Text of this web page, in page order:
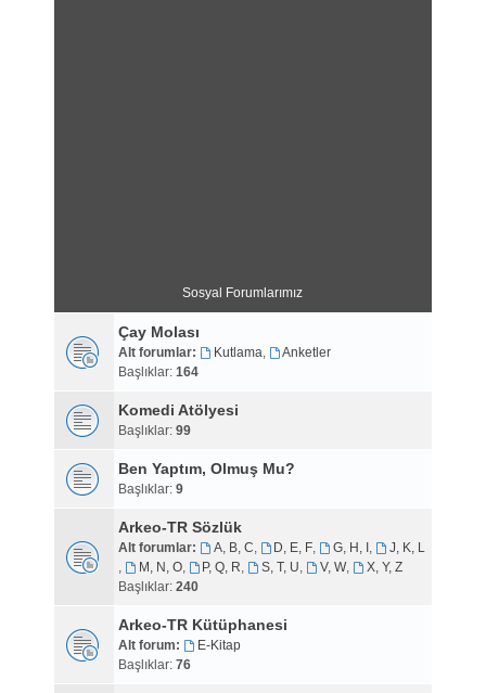
Sosyal Forumlarımız
Çay Molası
Alt forumlar: Kutlama,
Anketler
Başlıklar: 164
Komedi Atölyesi
Başlıklar: 99
Ben Yaptım, Olmuş Mu?
Başlıklar: 9
Arkeo-TR Sözlük
Alt forumlar: A, B, C, D, E, F, G, H, I ,
J, K, L
,
M, N, O, P, Q, R, S, T, U, V, W,
X, Y, Z
Başlıklar: 240
Arkeo-TR Kütüphanesi
Alt forum:
E-Kitap
Başlıklar: 76